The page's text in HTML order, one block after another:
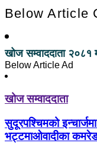
Below Article
खोज सम्वाददाता २०८१
Below Article Ad
खोज सम्वाददाता
सुदूरपश्चिमको
भट्टमाओवादीका